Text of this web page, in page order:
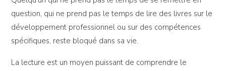
question, qui ne prend pas le temps de lire des livres sur le
développement professionnel ou sur des compétences
spécifiques, reste bloqué dans sa vie.
La lecture est un moyen puissant de comprendre le